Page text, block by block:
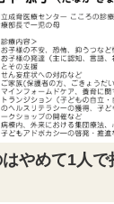
はやめて1人